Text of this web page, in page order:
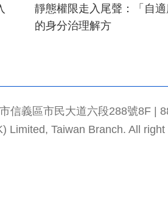
靜態權限走入尾聲：「自
的身分治理解方
信義區市民大道六段288號8F |
Limited, Taiwan Branch. All right